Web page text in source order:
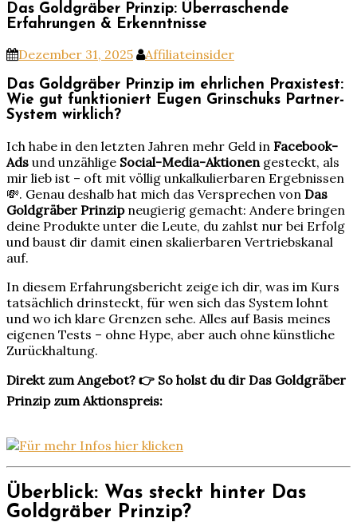
Das Goldgräber Prinzip: Überraschende
Erfahrungen & Erkenntnisse
Dezember 31, 2025 Affiliateinsider
Das Goldgräber Prinzip im ehrlichen Praxistest:
Wie gut funktioniert Eugen Grinschuks Partner-
System wirklich?
Ich habe in den letzten Jahren mehr Geld in Facebook-
Ads und unzählige Social-Media-Aktionen gesteckt, als
mir lieb ist – oft mit völlig unkalkulierbaren Ergebnissen
💸. Genau deshalb hat mich das Versprechen von Das
Goldgräber Prinzipneugierig gemacht: Andere bringen
deine Produkte unter die Leute, du zahlst nur bei Erfolg
und baust dir damit einen skalierbaren Vertriebskanal
auf.
In diesem Erfahrungsbericht zeige ich dir, was im Kurs
tatsächlich drinsteckt, für wen sich das System lohnt
und wo ich klare Grenzen sehe. Alles auf Basis meines
eigenen Tests – ohne Hype, aber auch ohne künstliche
Zurückhaltung.
Direkt zum Angebot? 👉 So holst du dir Das Goldgräber
Prinzip zum Aktionspreis:
Überblick: Was steckt hinter Das
Goldgräber Prinzip?